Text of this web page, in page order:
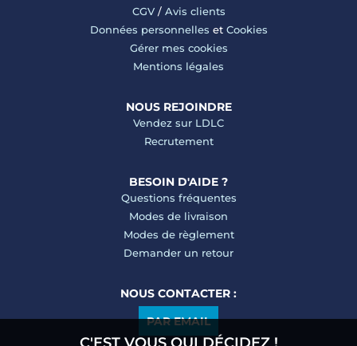
CGV/ Avis clients
Données personnelles et Cookies
Gérer mes cookies
Mentions légales
NOUS REJOINDRE
Vendez sur LDLC
Recrutement
BESOIN D'AIDE ?
Questions fréquentes
Modes de livraison
Modes de règlement
Demander un retour
NOUS CONTACTER :
PAR EMAIL